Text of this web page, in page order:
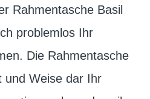
Rahmentasche Basil
problemlos Ihr
Die Rahmentasche
und Weise dar Ihr